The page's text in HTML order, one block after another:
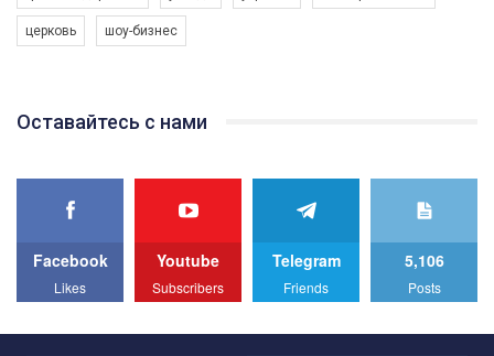
програму з боротьби з насильством проти ЛГБТ в Україні.
Якщо ти хочеш підтримати нас - просто натисни "лайк" під
best video, representing programme for the development of
We appeal to your support and ask to help us implement our plan
All you have to do is to press "Like" below the video.
Эмоционально сильный ролик от команды "Гей-альянс
церковь шоу-бизнес
Оставайтесь с нами
Facebook
Likes
Youtube
Subscribers
Telegram
Friends
5,106
Posts